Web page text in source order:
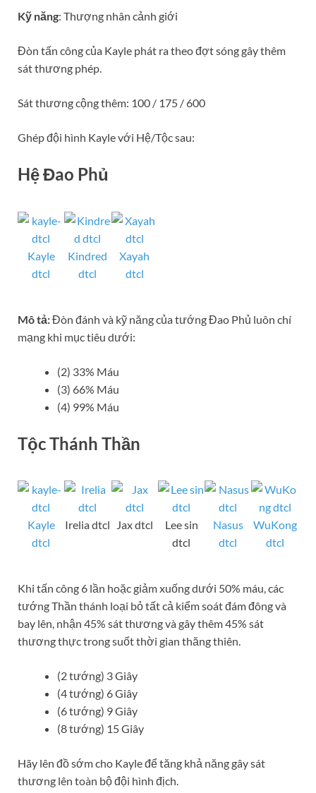
Kỹ năng: Thượng nhân cảnh giới
Đòn tấn công của Kayle phát ra theo đợt sóng gây thêm
sát thương phép.
Sát thương cộng thêm: 100 / 175 / 600
Ghép đội hình Kayle với Hệ/Tộc sau:
Hệ Đao Phủ
Kayle
dtcl
Kindred
dtcl
Xayah
dtcl
Mô tả:Đòn đánh và kỹ năng của tướng Đao Phủ luôn chí
mạng khi mục tiêu dưới:
(2) 33% Máu
(3) 66% Máu
(4) 99% Máu
Tộc Thánh Thần
Kayle
dtcl
Irelia dtcl Jax dtcl
Lee sin
dtcl
Nasus
dtcl
WuKong
dtcl
Khi tấn công 6 lần hoặc giảm xuống dưới 50% máu, các
tướng Thần thánh loại bỏ tất cả kiểm soát đám đông và
bay lên, nhận 45% sát thương và gây thêm 45% sát
thương thực trong suốt thời gian thăng thiên.
(2 tướng) 3 Giây
(4 tướng) 6 Giây
(6 tướng) 9 Giây
(8 tướng) 15 Giây
Hãy lên đồ sớm cho Kayle để tăng khả năng gây sát
thương lên toàn bộ đội hình địch.